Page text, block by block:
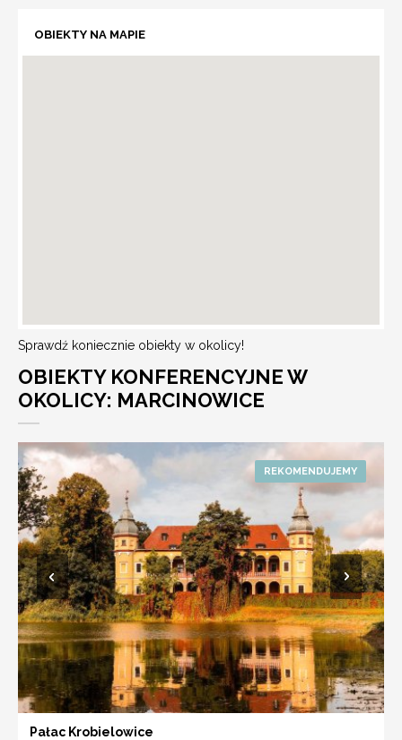
OBIEKTY NA MAPIE
Sprawdź koniecznie obiekty w okolicy!
OBIEKTY KONFERENCYJNE W
OKOLICY: MARCINOWICE
Pałac Krobielowice